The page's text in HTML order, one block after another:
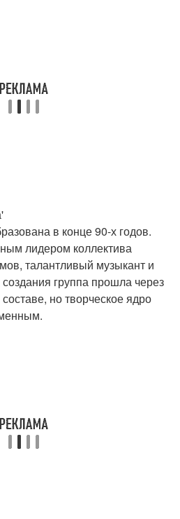
в конце 90-х годов.
лидером коллектива
талантливый музыкант и
группа прошла через
но творческое ядро